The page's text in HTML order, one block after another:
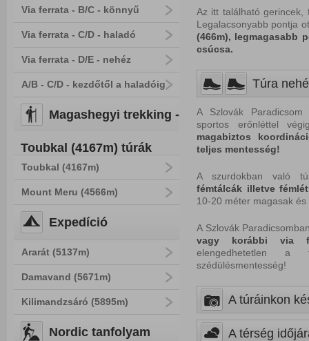
Via ferrata - B/C - könnyű
Via ferrata - C/D - haladó
Via ferrata - D/E - nehéz
A/B - C/D - kezdőtől a haladóig
Magashegyi trekking -
Toubkal (4167m) túrák
Toubkal (4167m)
Mount Meru (4566m)
Expedíció
Ararát (5137m)
Damavand (5671m)
Kilimandzsáró (5895m)
Nordic tanfolyam
Az itt található gerincek,
Legalacsonyabb pontja
(466m), legmagasabb
csúcsa.
Túra
A Szlovák
sportos erőnléttel
magabiztos
teljes mentesség!
A szurdokban való
fémtálcák illetve
10-20 méter magasak
A Szlovák
vagy korábbi via
elengedhetetlen a
szédülésmentesség!
A túráinkon
A térség